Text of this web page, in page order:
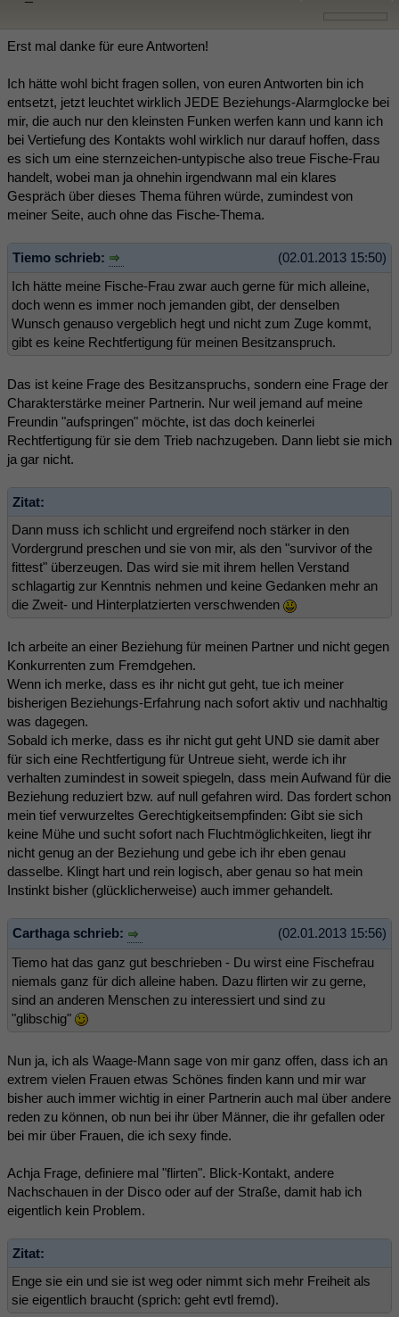
Erst mal danke für eure Antworten!
Ich hätte wohl bicht fragen sollen, von euren Antworten bin ich
entsetzt, jetzt leuchtet wirklich JEDE Beziehungs-Alarmglocke bei
mir, die auch nur den kleinsten Funken werfen kann und kann ich
bei Vertiefung des Kontakts wohl wirklich nur darauf hoffen, dass
es sich um eine sternzeichen-untypische also treue Fische-Frau
handelt, wobei man ja ohnehin irgendwann mal ein klares
Gespräch über dieses Thema führen würde, zumindest von
meiner Seite, auch ohne das Fische-Thema.
(02.01.2013 15:50)
Tiemo schrieb:
Ich hätte meine Fische-Frau zwar auch gerne für mich alleine,
doch wenn es immer noch jemanden gibt, der denselben
Wunsch genauso vergeblich hegt und nicht zum Zuge kommt,
gibt es keine Rechtfertigung für meinen Besitzanspruch.
Das ist keine Frage des Besitzanspruchs, sondern eine Frage der
Charakterstärke meiner Partnerin. Nur weil jemand auf meine
Freundin "aufspringen" möchte, ist das doch keinerlei
Rechtfertigung für sie dem Trieb nachzugeben. Dann liebt sie mich
ja gar nicht.
Zitat:
Dann muss ich schlicht und ergreifend noch stärker in den
Vordergrund preschen und sie von mir, als den "survivor of the
fittest" überzeugen. Das wird sie mit ihrem hellen Verstand
schlagartig zur Kenntnis nehmen und keine Gedanken mehr an
die Zweit- und Hinterplatzierten verschwenden
Ich arbeite an einer Beziehung für meinen Partner und nicht gegen
Konkurrenten zum Fremdgehen.
Wenn ich merke, dass es ihr nicht gut geht, tue ich meiner
bisherigen Beziehungs-Erfahrung nach sofort aktiv und nachhaltig
was dagegen.
Sobald ich merke, dass es ihr nicht gut geht UND sie damit aber
für sich eine Rechtfertigung für Untreue sieht, werde ich ihr
verhalten zumindest in soweit spiegeln, dass mein Aufwand für die
Beziehung reduziert bzw. auf null gefahren wird. Das fordert schon
mein tief verwurzeltes Gerechtigkeitsempfinden: Gibt sie sich
keine Mühe und sucht sofort nach Fluchtmöglichkeiten, liegt ihr
nicht genug an der Beziehung und gebe ich ihr eben genau
dasselbe. Klingt hart und rein logisch, aber genau so hat mein
Instinkt bisher (glücklicherweise) auch immer gehandelt.
(02.01.2013 15:56)
Carthaga schrieb:
Tiemo hat das ganz gut beschrieben - Du wirst eine Fischefrau
niemals ganz für dich alleine haben. Dazu flirten wir zu gerne,
sind an anderen Menschen zu interessiert und sind zu
"glibschig"
Nun ja, ich als Waage-Mann sage von mir ganz offen, dass ich an
extrem vielen Frauen etwas Schönes finden kann und mir war
bisher auch immer wichtig in einer Partnerin auch mal über andere
reden zu können, ob nun bei ihr über Männer, die ihr gefallen oder
bei mir über Frauen, die ich sexy finde.
Achja Frage, definiere mal "flirten". Blick-Kontakt, andere
Nachschauen in der Disco oder auf der Straße, damit hab ich
eigentlich kein Problem.
Zitat:
Enge sie ein und sie ist weg oder nimmt sich mehr Freiheit als
sie eigentlich braucht (sprich: geht evtl fremd).